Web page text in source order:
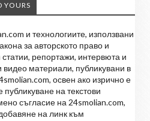
YOURS
и технологиите, използвани
за авторското право и
репортажи, интервюта и
видео материали, публикувани в
освен ако изрично е
публикуване на текстови
съгласие на 24smolian.com,
на линк към